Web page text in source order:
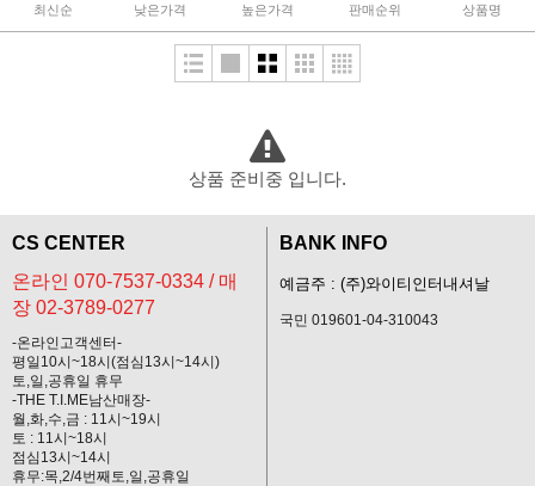
최신순 낮은가격 높은가격 판매순위 상품명
상품 준비중 입니다.
CS CENTER
온라인 070-7537-0334 / 매
장 02-3789-0277
-온라인고객센터-
평일10시~18시(점심13시~14시)
토,일,공휴일 휴무
-THE T.I.ME남산매장-
월,화,수,금 : 11시~19시
토 : 11시~18시
점심13시~14시
휴무:목,2/4번째토,일,공휴일
BANK INFO
예금주 : (주)와이티인터내셔날
국민 019601-04-310043